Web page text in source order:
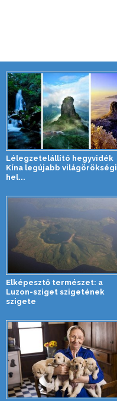
Lélegzetelállító hegyvidék
Kína legújabb világörökségi
hel...
Elképesztő természet: a
Luzon-sziget szigetének
szigete